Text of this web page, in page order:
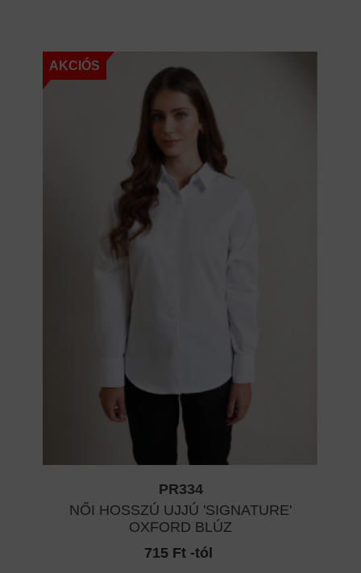
AKCIÓS
PR334
NŐI HOSSZÚ UJJÚ 'SIGNATURE'
OXFORD BLÚZ
715 Ft -tól